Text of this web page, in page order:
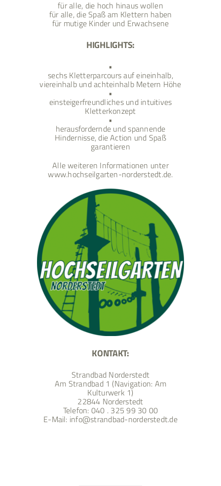
für alle, die hoch hinaus wollen
für alle, die Spaß am Klettern haben
für mutige Kinder und Erwachsene
HIGHLIGHTS:
•
sechs Kletterparcours auf eineinhalb,
viereinhalb und achteinhalb Metern Höhe
•
einsteigerfreundliches und intuitives
Kletterkonzept
•
herausfordernde und spannende
Hindernisse, die Action und Spaß
garantieren
Alle weiteren Informationen unter
www.hochseilgarten-norderstedt.de.
KONTAKT:
Strandbad Norderstedt
Am Strandbad 1 (Navigation: Am
Kulturwerk 1)
22844 Norderstedt
Telefon: 040 . 325 99 30 00
E-Mail: info@strandbad-norderstedt.de